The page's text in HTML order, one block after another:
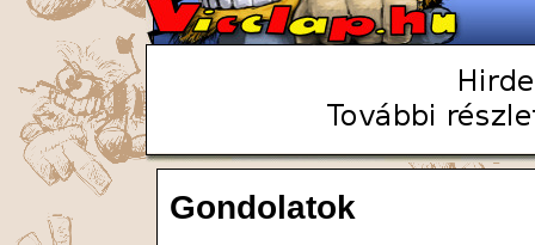
Gondolatok